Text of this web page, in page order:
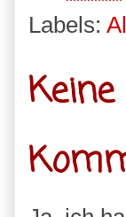
Labels: